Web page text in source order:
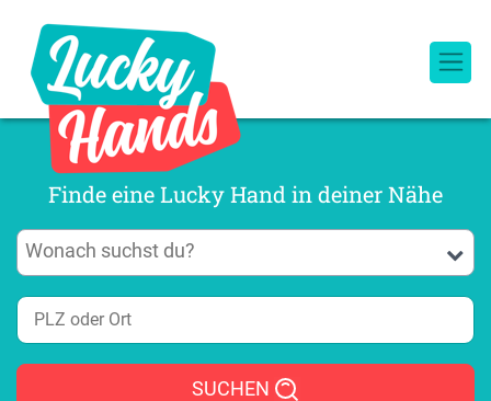
Finde eine Lucky Hand in deiner Nähe
SUCHEN